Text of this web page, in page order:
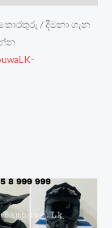
/ දීමනා ගැන